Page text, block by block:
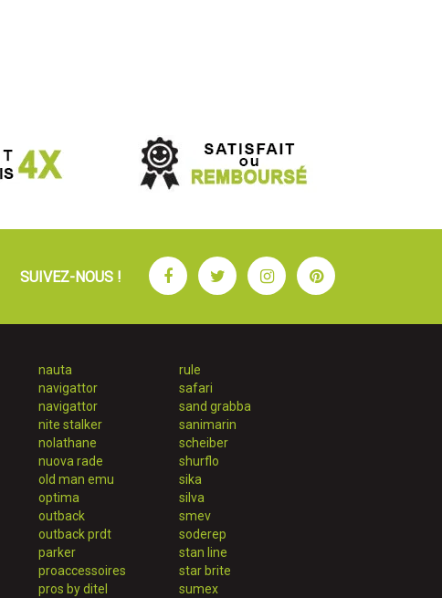
SUIVEZ-NOUS ! FacebookTwitterInstagramPinterest
nauta
navigattor
navigattor
nite stalker
nolathane
nuova rade
old man emu
optima
outback
outback prdt
parker
proaccessoires
pros by ditel
rule
safari
sand grabba
sanimarin
scheiber
shurflo
sika
silva
smev
soderep
stan line
star brite
sumex